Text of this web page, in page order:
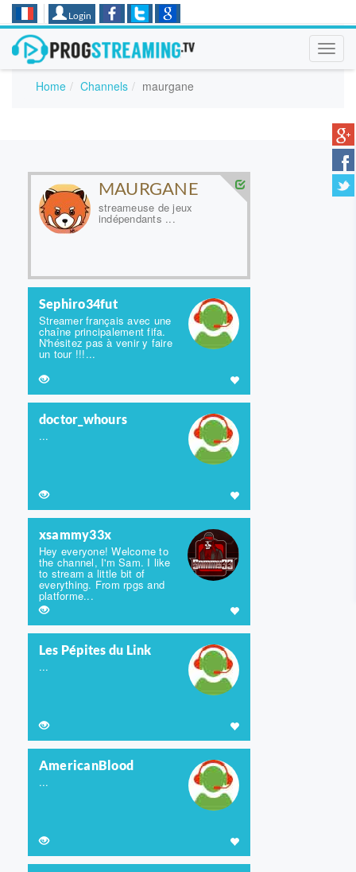
Login
Home Channels maurgane
MAURGANE
streameuse de jeux
indépendants ...
Sephiro34fut
Streamer français avec une
chaîne principalement fifa.
N'hésitez pas à venir y faire
un tour !!!...
doctor_whours
...
xsammy33x
Hey everyone! Welcome to
the channel, I'm Sam. I like
to stream a little bit of
everything. From rpgs and
platforme...
Les Pépites du Link
...
AmericanBlood
...